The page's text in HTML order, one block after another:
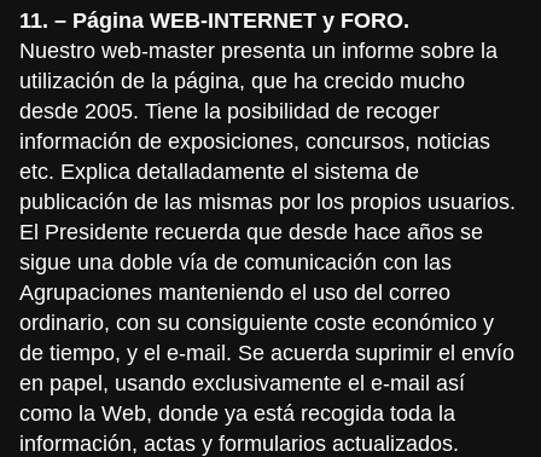
11. – Página WEB-INTERNET y FORO.
Nuestro web-master presenta un informe sobre la
utilización de la página, que ha crecido mucho
desde 2005. Tiene la posibilidad de recoger
información de exposiciones, concursos, noticias
etc. Explica detalladamente el sistema de
publicación de las mismas por los propios usuarios.
El Presidente recuerda que desde hace años se
sigue una doble vía de comunicación con las
Agrupaciones manteniendo el uso del correo
ordinario, con su consiguiente coste económico y
de tiempo, y el e-mail. Se acuerda suprimir el envío
en papel, usando exclusivamente el e-mail así
como la Web, donde ya está recogida toda la
información, actas y formularios actualizados.